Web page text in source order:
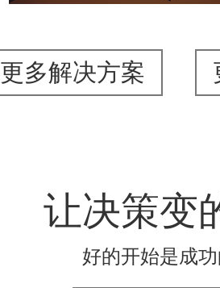
更多解决方案
让决策变
好的开始是成